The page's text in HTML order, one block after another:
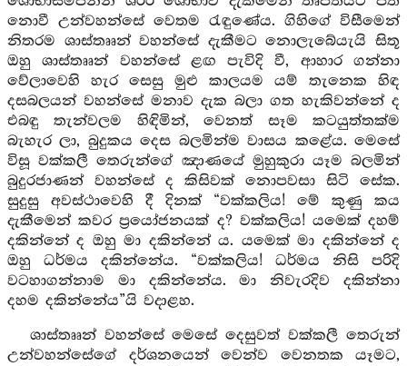
නොවී උන්වහන්සේ වෙතම රැඳුණේය. ගිහිගේ විසීමෙන්
නිතරම ශාස්තෲන් වහන්සේ දැකීමට නොලැබේයැයි සිතූ
ඔහු ශාස්තෲන් වහන්සේ ළඟ පැවිදි වී, ආහාර ගන්නා
වේලාවෙහි හැර සෙසු මුළු කාලයම යම් තැනෙක හිඳ
දසබලයන් වහන්සේ මනාව දැක බලා ගත හැකිවන්නේ ද
එබඳු තැන්වලම හිඳිමින්, වෙනත් සෑම කටයුත්තක්ම
බැහැර ලා, බුදුකය දෙස බලමින්ම වාසය කළේය. මෙසේ
විසූ වක්කලී තෙරුන්ගේ ඤාණයේ මුහුකුරා යෑම බලමින්
බුදුරජාණන් වහන්සේ ද කිසිවක් නොපවසා සිටි සේක.
සුදුසු අවස්ථාවෙහි දී දිනක් “වක්කලිය! මේ කුණු කය
දැකීමෙන් කවර ප්‍රයෝජනයක් ද? වක්කලිය! යමෙක් දහම්
දකින්නේ ද ඔහු මා දකින්නේ ය. යමෙක් මා දකින්නේ ද
ඔහු ධර්මය දකින්නේය. “වක්කලිය! ධර්මය නිසි පරිදි
වටහාගන්නාම මා දකින්නේය. මා නිවැරදිව දකින්නා
දහම දකින්නේය”යි වදාළහ.
ශාස්තෲන් වහන්සේ මෙසේ දෙසුවත් වක්කලී තෙරුන්
උන්වහන්සේගේ දර්ශනයෙන් වෙන්ව වෙනතක යෑමට,